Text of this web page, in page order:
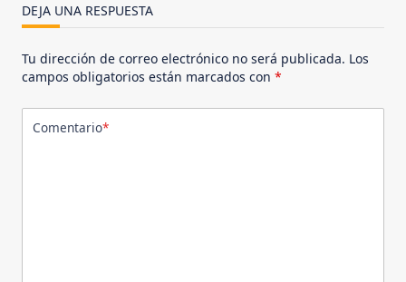
DEJA UNA RESPUESTA
Tu dirección de correo electrónico no será publicada. Los
campos obligatorios están marcados con *
Comentario*